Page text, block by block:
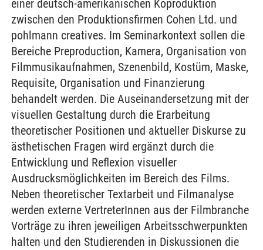
einer deutsch-amerikanischen Koproduktion
zwischen den Produktionsfirmen Cohen Ltd. und
pohlmann creatives. Im Seminarkontext sollen die
Bereiche Preproduction, Kamera, Organisation von
Filmmusikaufnahmen, Szenenbild, Kostüm, Maske,
Requisite, Organisation und Finanzierung
behandelt werden. Die Auseinandersetzung mit der
visuellen Gestaltung durch die Erarbeitung
theoretischer Positionen und aktueller Diskurse zu
ästhetischen Fragen wird ergänzt durch die
Entwicklung und Reflexion visueller
Ausdrucksmöglichkeiten im Bereich des Films.
Neben theoretischer Textarbeit und Filmanalyse
werden externe VertreterInnen aus der Filmbranche
Vorträge zu ihren jeweiligen Arbeitsschwerpunkten
halten und den Studierenden in Diskussionen die